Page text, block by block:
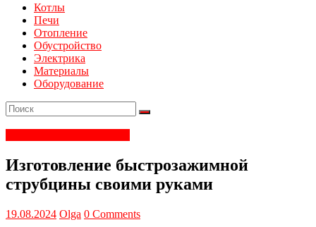
Котлы
Печи
Отопление
Обустройство
Электрика
Материалы
Оборудование
Изготовление быстрозажимной
струбцины своими руками
19.08.2024 Olga 0 Comments